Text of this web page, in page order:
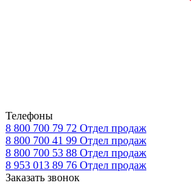
Телефоны
8 800 700 79 72 Отдел продаж
8 800 700 41 99 Отдел продаж
8 800 700 53 88 Отдел продаж
8 953 013 89 76 Отдел продаж
Заказать звонок